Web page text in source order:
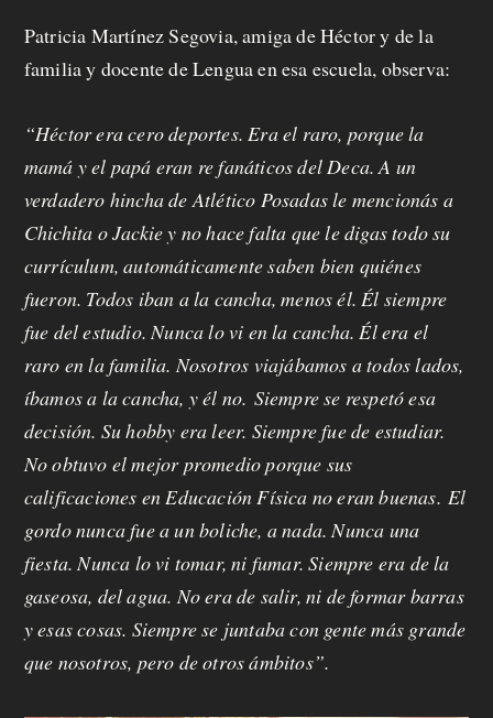
Patricia Martínez Segovia, amiga de Héctor y de la
familia y docente de Lengua en esa escuela, observa:
“Héctor era cero deportes. Era el raro, porque la
mamá y el papá eran re fanáticos del Deca. A un
verdadero hincha de Atlético Posadas le mencionás a
Chichita o Jackie y no hace falta que le digas todo su
currículum, automáticamente saben bien quiénes
fueron. Todos iban a la cancha, menos él. Él siempre
fue del estudio. Nunca lo vi en la cancha. Él era el
raro en la familia. Nosotros viajábamos a todos lados,
íbamos a la cancha, y él no. Siempre se respetó esa
decisión. Su hobby era leer. Siempre fue de estudiar.
No obtuvo el mejor promedio porque sus
calificaciones en Educación Física no eran buenas. El
gordo nunca fue a un boliche, a nada. Nunca una
fiesta. Nunca lo vi tomar, ni fumar. Siempre era de la
gaseosa, del agua. No era de salir, ni de formar barras
y esas cosas. Siempre se juntaba con gente más grande
que nosotros, pero de otros ámbitos”.